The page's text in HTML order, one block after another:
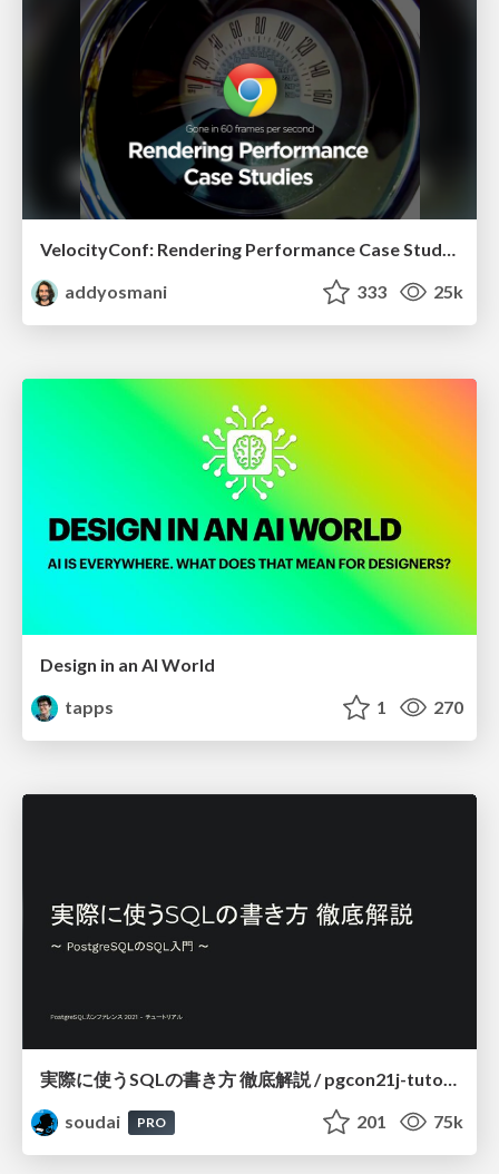
VelocityConf: Rendering Performance Case Studies
addyosmani
333 25k
Design in an AI World
tapps
1 270
実際に使うSQLの書き方 徹底解説 / pgcon21j-tutorial
soudai
PRO 201 75k